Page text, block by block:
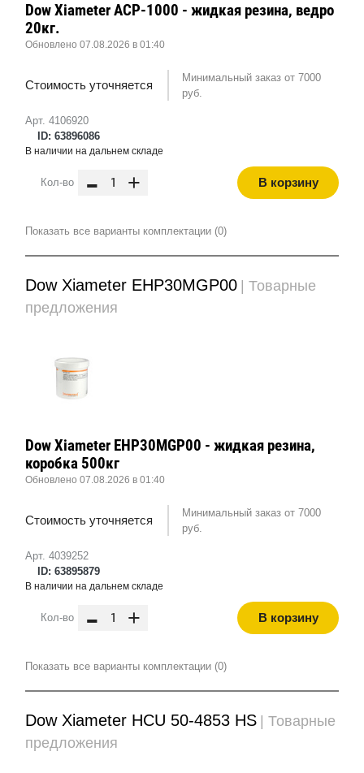
Арт. 4106920
ID: 63896086
Dow Xiameter ACP-1000 - жидкая резина, ведро
20кг.
Обновлено 07.08.2026 в 01:40
Стоимость уточняется
Минимальный заказ от 7000
руб.
В наличии на дальнем складе
Кол-во - + В корзину
Показать все варианты комплектации (0)
Dow Xiameter EHP30MGP00
| Товарные
предложения
Арт. 4039252
ID: 63895879
Dow Xiameter EHP30MGP00 - жидкая резина,
коробка 500кг
Обновлено 07.08.2026 в 01:40
Стоимость уточняется
Минимальный заказ от 7000
руб.
В наличии на дальнем складе
Кол-во - + В корзину
Показать все варианты комплектации (0)
Dow Xiameter HCU 50-4853 HS
| Товарные
предложения